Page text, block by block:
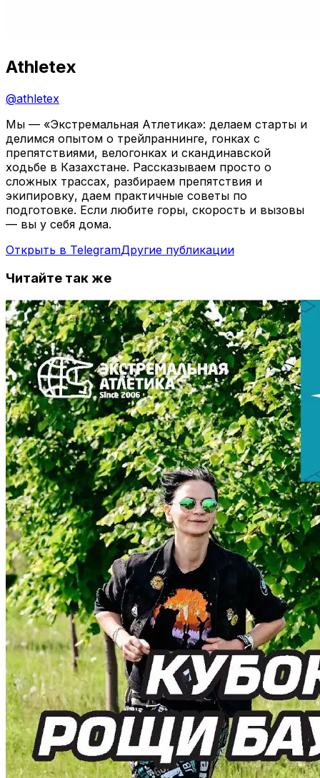
Athletex
@athletex
Мы — «Экстремальная Атлетика»: делаем старты и
делимся опытом о трейлраннинге, гонках с
препятствиями, велогонках и скандинавской
ходьбе в Казахстане. Рассказываем просто о
сложных трассах, разбираем препятствия и
экипировку, даем практичные советы по
подготовке. Если любите горы, скорость и вызовы
— вы у себя дома.
Открыть в TelegramДругие публикации
Читайте так же